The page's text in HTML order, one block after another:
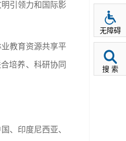
引领力和国际影
教育资源共享平
培养、科研协同
、印度尼西亚、
无障碍
搜 索